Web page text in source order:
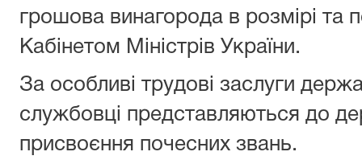
грошова винагорода в розмірі та
Кабінетом Міністрів України.
За особливі трудові заслуги
службовці представляються до
присвоєння почесних звань.